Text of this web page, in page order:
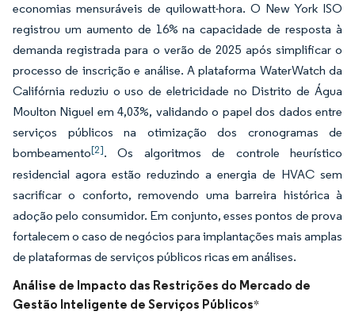
economias mensuráveis de quilowatt-hora. O New York ISO
registrou um aumento de 16% na capacidade de resposta à
demanda registrada para o verão de 2025 após simplificar o
processo de inscrição e análise. A plataforma WaterWatch da
Califórnia reduziu o uso de eletricidade no Distrito de Água
Moulton Niguel em 4,03%, validando o papel dos dados entre
serviços públicos na otimização dos cronogramas de
bombeamento[2]. Os algoritmos de controle heurístico
residencial agora estão reduzindo a energia de HVAC sem
sacrificar o conforto, removendo uma barreira histórica à
adoção pelo consumidor. Em conjunto, esses pontos de prova
fortalecem o caso de negócios para implantações mais amplas
de plataformas de serviços públicos ricas em análises.
Análise de Impacto das Restrições do Mercado de
Gestão Inteligente de Serviços Públicos*